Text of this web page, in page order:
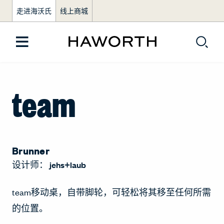
走进海沃氏 线上商城
team
Brunner
设计师： jehs+laub
team移动桌，自带脚轮，可轻松将其移至任何所需
的位置。